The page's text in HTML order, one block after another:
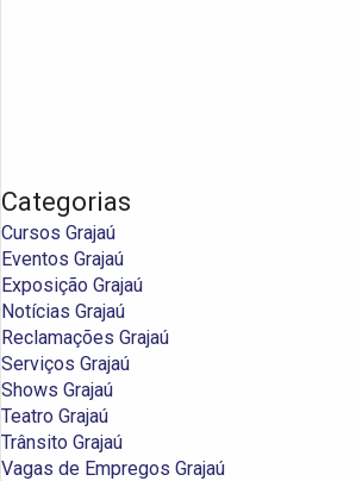
Categorias
Cursos Grajaú
Eventos Grajaú
Exposição Grajaú
Notícias Grajaú
Reclamações Grajaú
Serviços Grajaú
Shows Grajaú
Teatro Grajaú
Trânsito Grajaú
Vagas de Empregos Grajaú